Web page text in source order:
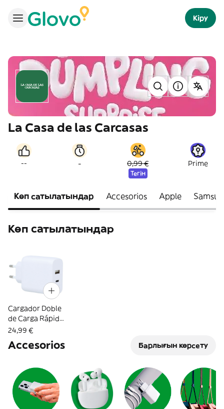
Кіру
La Casa de las Carcasas
-- - 0,99 €
Тегін
Prime
Көп сатылатындар Accesorios Apple
Көп сатылатындар
Cargador Doble
de Carga Rápida
Tipo C y USB -
24,99 €
Accesorios Барлығын көрсету